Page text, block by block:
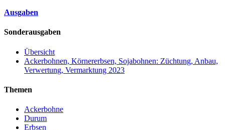
Ausgaben
Sonderausgaben
Übersicht
Ackerbohnen, Körnererbsen, Sojabohnen: Züchtung, Anbau,
Verwertung, Vermarktung 2023
Themen
Ackerbohne
Durum
Erbsen